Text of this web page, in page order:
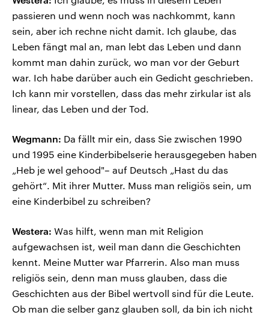
passieren und wenn noch was nachkommt, kann
sein, aber ich rechne nicht damit. Ich glaube, das
Leben fängt mal an, man lebt das Leben und dann
kommt man dahin zurück, wo man vor der Geburt
war. Ich habe darüber auch ein Gedicht geschrieben.
Ich kann mir vorstellen, dass das mehr zirkular ist als
linear, das Leben und der Tod.
Wegmann: Da fällt mir ein, dass Sie zwischen 1990
und 1995 eine Kinderbibelserie herausgegeben haben
„Heb je wel gehood"– auf Deutsch „Hast du das
gehört“. Mit ihrer Mutter. Muss man religiös sein, um
eine Kinderbibel zu schreiben?
Westera: Was hilft, wenn man mit Religion
aufgewachsen ist, weil man dann die Geschichten
kennt. Meine Mutter war Pfarrerin. Also man muss
religiös sein, denn man muss glauben, dass die
Geschichten aus der Bibel wertvoll sind für die Leute.
Ob man die selber ganz glauben soll, da bin ich nicht